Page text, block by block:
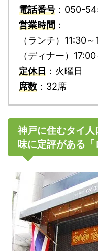
電話番号 ：050-
営業時間 ：
（ランチ）11:30
（ディナー）
定休日 ：火曜日
席数 ：32席
神戸に住むタイ
味に定評がある「